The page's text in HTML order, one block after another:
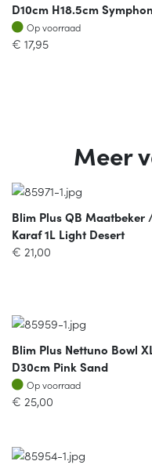
D10cm H18.5cm
Op voorraad
Op voorraad
€ 17,95
Meer
Blim Plus QB Maatbeker
Karaf 1L Light Desert
€ 21,00
Blim Plus Nettuno Bowl
D30cm Pink Sand
Op voorraad
Op voorraad
€ 25,00